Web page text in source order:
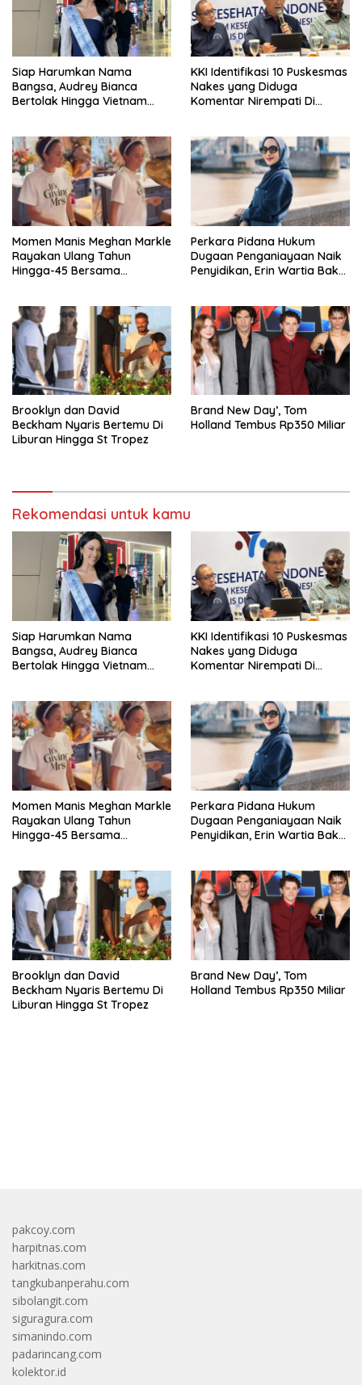
Siap Harumkan Nama
Bangsa, Audrey Bianca
Bertolak Hingga Vietnam
KKI Identifikasi 10 Puskesmas
Nakes yang Diduga
Komentar Nirempati Di
Momen Manis Meghan Markle
Rayakan Ulang Tahun
Hingga-45 Bersama
Perkara Pidana Hukum
Dugaan Penganiayaan Naik
Penyidikan, Erin Wartia Bakal
Brooklyn dan David
Beckham Nyaris Bertemu Di
Liburan Hingga St Tropez
Brand New Day’, Tom
Holland Tembus Rp350 Miliar
Rekomendasi untuk kamu
Siap Harumkan Nama
Bangsa, Audrey Bianca
Bertolak Hingga Vietnam
KKI Identifikasi 10 Puskesmas
Nakes yang Diduga
Komentar Nirempati Di
Momen Manis Meghan Markle
Rayakan Ulang Tahun
Hingga-45 Bersama
Perkara Pidana Hukum
Dugaan Penganiayaan Naik
Penyidikan, Erin Wartia Bakal
Brooklyn dan David
Beckham Nyaris Bertemu Di
Liburan Hingga St Tropez
Brand New Day’, Tom
Holland Tembus Rp350 Miliar
pakcoy.com
harpitnas.com
harkitnas.com
tangkubanperahu.com
sibolangit.com
siguragura.com
simanindo.com
padarincang.com
kolektor.id